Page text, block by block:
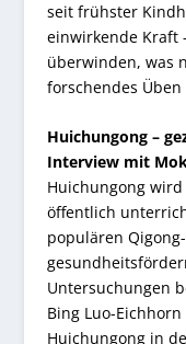
seit frühster
einwirkende Kraft
überwinden, was
forschendes
Huichungong –
Interview mit
Huichungong
öffentlich
populären
Untersuchungen
Bing Luo-
Huichungong in